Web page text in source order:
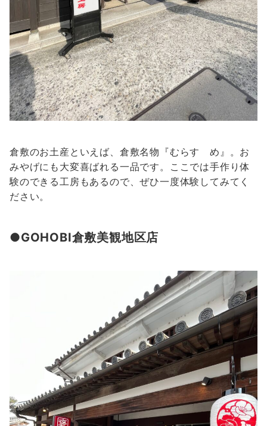
倉敷のお土産といえば、倉敷名物『むらすゞめ』。お
みやげにも大変喜ばれる一品です。ここでは手作り体
験のできる工房もあるので、ぜひ一度体験してみてく
ださい。
●GOHOBI倉敷美観地区店